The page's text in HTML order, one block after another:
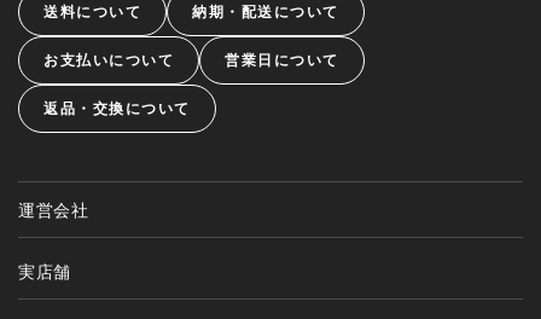
送料について 納期・配送について
お支払いについて 営業日について
返品・交換について
運営会社
実店舗